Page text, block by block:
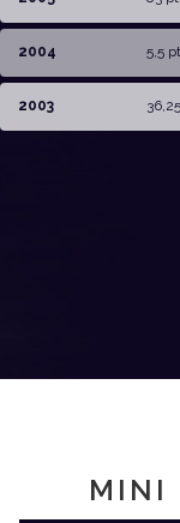
2004 5,5
2003
MINI